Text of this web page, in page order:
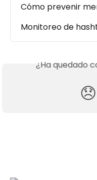
Cómo prevenir
Monitoreo de
¿Ha quedado
😞